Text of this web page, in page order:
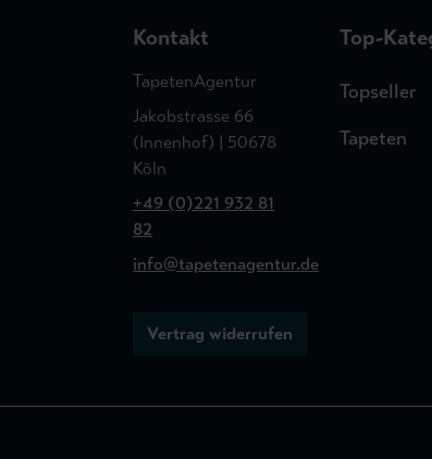
Kontakt
TapetenAgentur
Jakobstrasse 66
(Innenhof) | 50678
Köln
+49 (0)221 932 81
82
info@tapetenagentur.de
Vertrag widerrufen
Top-
Topseller
Tapeten